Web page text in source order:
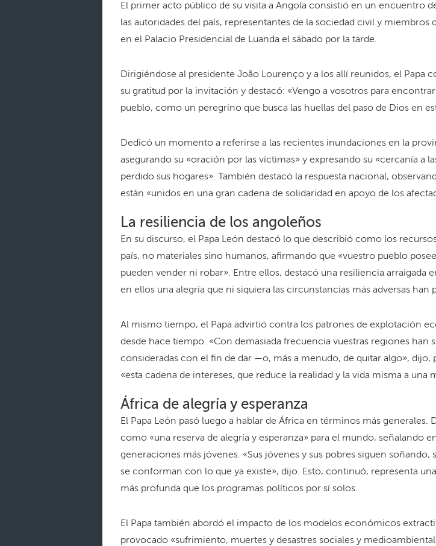
El primer acto público de su visita a Angola consistió en un encuentro
las autoridades del país, representantes de la sociedad civil y
en el Palacio Presidencial de Luanda el sábado por la tarde.
Dirigiéndose al presidente João Lourenço y a los allí reunidos, el Papa
su gratitud por la invitación y destacó: «Vengo a vosotros para
pueblo, como un peregrino que busca las huellas del paso de Dios en
Dedicó un momento a referirse a las recientes inundaciones en la
asegurando su «oración por las víctimas» y expresando su «cercanía a
perdido sus hogares». También destacó la respuesta nacional,
están «unidos en una gran cadena de solidaridad en apoyo de los
La resiliencia de los angoleños
En su discurso, el Papa León destacó lo que describió como los
país, no materiales sino humanos, afirmando que «vuestro pueblo
pueden vender ni robar». Entre ellos, destacó una resiliencia arraigada
en ellos una alegría que ni siquiera las circunstancias más adversas han
Al mismo tiempo, el Papa advirtió contra los patrones de explotación
desde hace tiempo. «Con demasiada frecuencia vuestras regiones han
consideradas con el fin de dar —o, más a menudo, de quitar algo», dijo,
«esta cadena de intereses, que reduce la realidad y la vida misma a una
África de alegría y esperanza
El Papa León pasó luego a hablar de África en términos más
como «una reserva de alegría y esperanza» para el mundo, señalando
generaciones más jóvenes. «Sus jóvenes y sus pobres siguen soñando,
se conforman con lo que ya existe», dijo. Esto, continuó, representa
más profunda que los programas políticos por sí solos.
El Papa también abordó el impacto de los modelos económicos
provocado «sufrimiento, muertes y desastres sociales y